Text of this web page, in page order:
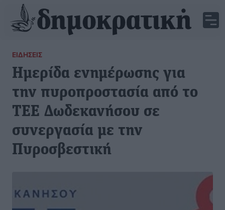
ΕΙΔΉΣΕΙΣ
Ημερίδα ενημέρωσης για
την πυροπροστασία από το
ΤΕΕ Δωδεκανήσου σε
συνεργασία με την
Πυροσβεστική